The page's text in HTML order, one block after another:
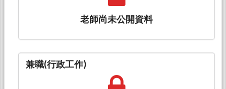
老師尚未公開資料
兼職(行政工作)